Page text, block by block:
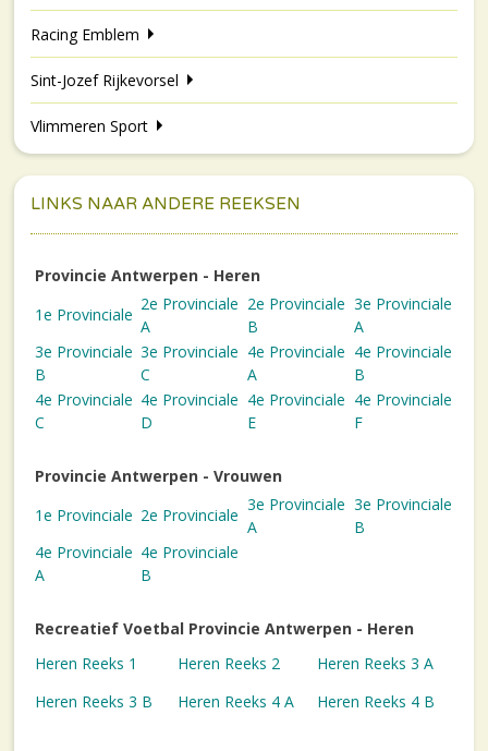
Racing Emblem
Sint-Jozef Rijkevorsel
Vlimmeren Sport
LINKS NAAR ANDERE REEKSEN
Provincie Antwerpen - Heren
1e Provinciale
2e Provinciale
A
2e Provinciale
B
3e Provinciale
A
3e Provinciale
B
3e Provinciale
C
4e Provinciale
A
4e Provinciale
B
4e Provinciale
C
4e Provinciale
D
4e Provinciale
E
4e Provinciale
F
Provincie Antwerpen - Vrouwen
1e Provinciale 2e Provinciale
3e Provinciale
A
3e Provinciale
B
4e Provinciale
A
4e Provinciale
B
Recreatief Voetbal Provincie Antwerpen - Heren
Heren Reeks 1
Heren Reeks 2
Heren Reeks 3 A
Heren Reeks 3 B
Heren Reeks 4 A Heren Reeks 4 B